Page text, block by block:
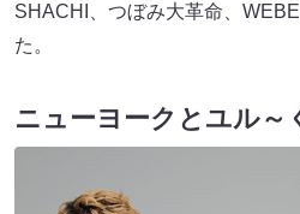
SHACHI、つぼみ大革命、
た。
ニューヨークとユル～